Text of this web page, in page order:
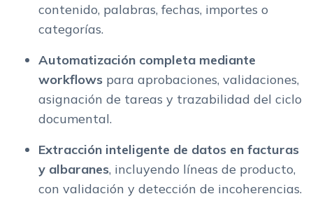
contenido, palabras, fechas, importes o
categorías.
Automatización completa mediante
workflows para aprobaciones, validaciones,
asignación de tareas y trazabilidad del ciclo
documental.
Extracción inteligente de datos en facturas
y albaranes, incluyendo líneas de producto,
con validación y detección de incoherencias.